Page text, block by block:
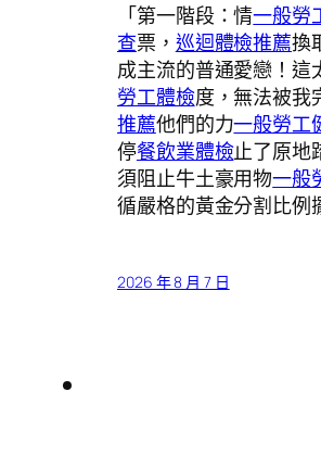
「第一階段：情一般勞
查票， 巡迴體檢推薦換
成主流的普通愛戀！這
勞工體檢度，無法被我
推薦他們的力一般勞工
停餐飲業體檢止了原地
須阻止牛土豪用物一般
循嚴格的黃金分割比例
2026 年 8 月 7 日